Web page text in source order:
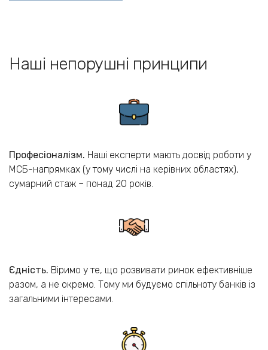
Наші непорушні принципи
Професіоналізм. Наші експерти мають досвід роботи у
МСБ-напрямках (у тому числі на керівних областях),
сумарний стаж – понад 20 років.
Єдність. Віримо у те, що розвивати ринок ефективніше
разом, а не окремо. Тому ми будуємо спільноту банків із
загальними інтересами.